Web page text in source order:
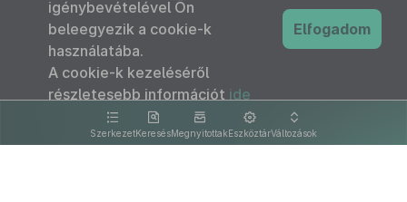
SzerkezetKeresésMegnyitottakEszköztárVáltozások
igénybevételével Ön
beleegyezik a cookie-k
használatába.
A cookie-k kezeléséről
részletesebb információt ide
kattintva olvashat.
Elfogadom